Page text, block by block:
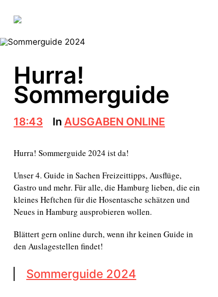
Hurra!
Sommerguide
B
e
t
r
a
g
s
d
a
t
u
m
18:43 In AUSGABEN ONLINE
Hurra! Sommerguide 2024 ist da!
Unser 4. Guide in Sachen Freizeittipps, Ausflüge,
Gastro und mehr. Für alle, die Hamburg lieben, die ein
kleines Heftchen für die Hosentasche schätzen und
Neues in Hamburg ausprobieren wollen.
Blättert gern online durch, wenn ihr keinen Guide in
den Auslagestellen findet!
Sommerguide 2024